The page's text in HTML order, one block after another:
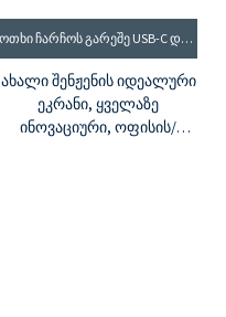
ᲝᲗᲮᲘ ᲩᲐᲠᲩᲝᲡ ᲒᲐᲠᲔᲨᲔ USB-C ᲓᲘᲡᲞᲚᲔᲘ PW27DQI-100HZ
ახალი შენჟენის იდეალური
ეკრანი, ყველაზე
ინოვაციური, ოფისის/